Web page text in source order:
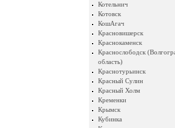
Котельнич
Котовск
КошАгач
Красновишерск
Краснокаменск
Краснослободск
область)
Краснотурьинск
Красный Сулин
Красный Холм
Кременки
Крымск
Кубинка